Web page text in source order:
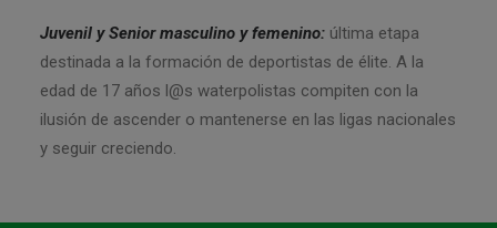
Juvenil y Senior masculino y femenino: última etapa
destinada a la formación de deportistas de élite. A la
edad de 17 años l@s waterpolistas compiten con la
ilusión de ascender o mantenerse en las ligas nacionales
y seguir creciendo.